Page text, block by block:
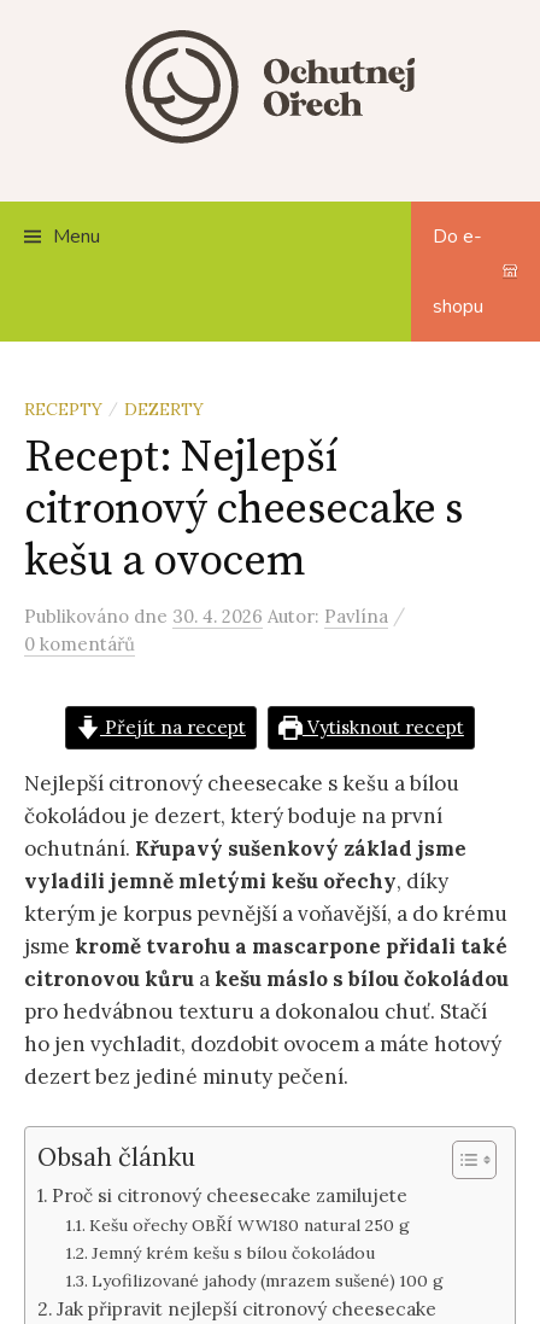
Menu Do e-
shopu
RECEPTY / DEZERTY
Recept: Nejlepší
citronový cheesecake s
kešu a ovocem
Publikováno dne 30. 4. 2026 Autor: Pavlína /
0 komentářů
Přejít na recept Vytisknout recept
Nejlepší citronový cheesecake s kešu a bílou
čokoládou je dezert, který boduje na první
ochutnání. Křupavý sušenkový základ jsme
vyladili jemně mletými kešu ořechy, díky
kterým je korpus pevnější a voňavější, a do krému
jsme kromě tvarohu a mascarpone přidali také
citronovou kůru a kešu máslo s bílou čokoládou
pro hedvábnou texturu a dokonalou chuť. Stačí
ho jen vychladit, dozdobit ovocem a máte hotový
dezert bez jediné minuty pečení.
Obsah článku
Proč si citronový cheesecake zamilujete
Kešu ořechy OBŘÍ WW180 natural 250 g
Jemný krém kešu s bílou čokoládou
Lyofilizované jahody (mrazem sušené) 100 g
Jak připravit nejlepší citronový cheesecake